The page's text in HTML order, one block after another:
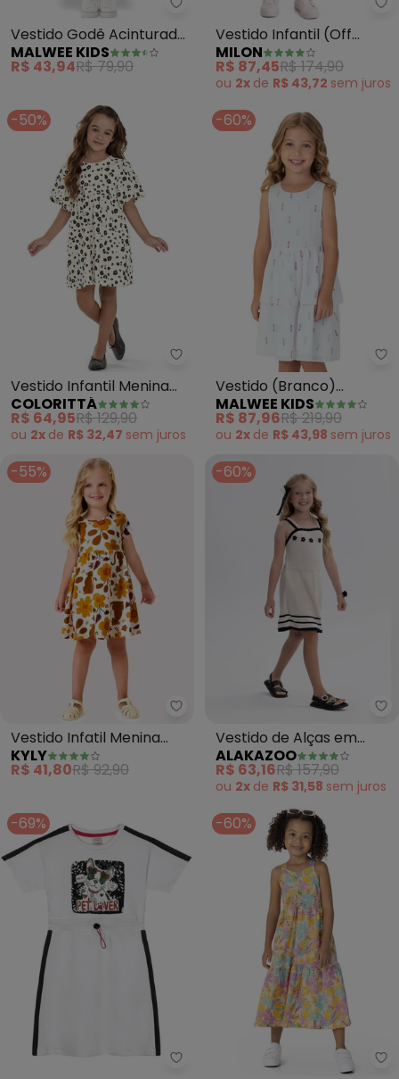
Malwee Kids - Vestido Godê
Vestido Godê Acinturado
Patins (Branco)
MALWEE KIDS
R$ 43,94R$ 79,90
Vestido Infantil (Off
White)
MILON
R$ 87,45R$ 174,90
ou 2x de R$ 43,72 sem juros
-50%
Colorittá - Vestido Infantil
Vestido Infantil Menina
Floral Print (Branco)
COLORITTÁ
R$ 64,95R$ 129,90
ou 2x de R$ 32,47 sem juros
-60%
Vestido (Branco)
Acinturado em Plumetis
MALWEE KIDS
R$ 87,96R$ 219,90
ou 2x de R$ 43,98 sem juros
-55%
Kyly - Vestido Infatil Menina
Vestido Infatil Menina
Flores (Branco)
KYLY
R$ 41,80R$ 92,90
-60%
Vestido de Alças em
Tricô com Bordados
(Branco)
ALAKAZOO
R$ 63,16R$ 157,90
ou 2x de R$ 31,58 sem juros
-69%
Marisol - Vestido Menina
-60%